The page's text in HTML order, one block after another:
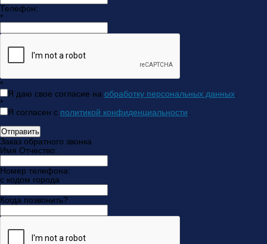
Телефон:
*
*
Я даю свое согласие на обработку персональных данных
*
Я согласен с политикой конфиденциальности
Отправить
Заказ обратного звонка
Имя Отчество:
Номер телефона:
с кодом города
Когда позвонить?